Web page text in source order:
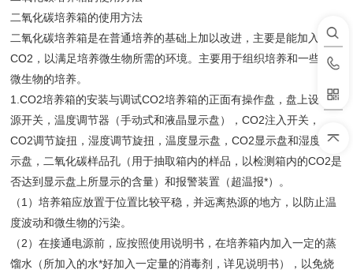
二氧化碳培养箱的使用方法
二氧化碳培养箱是在普通培养的基础上加以改进，主要是能加入
CO2，以满足培养微生物所需的环境。主要用于组织培养和一些特殊
微生物的培养。
1.CO2培养箱的安装与调试CO2培养箱的正面有操作盘，盘上设有电
源开关，温度调节器（手动式和液晶显示盘），CO2注入开关，
CO2调节旋扭，湿度调节旋扭，温度显示盘，CO2显示盘和湿度显
示盘，二氧化碳样品孔（用于抽取箱内的样品，以检测箱内的CO2是
否达到显示盘上所显示的含量）和报警装置（超温报*）。
（1）培养箱应放置于位置比较平稳，并远离热源的地方，以防止温
度波动和微生物的污染。
（2）在接通电源前，应按照使用说明书，在培养箱内加入一定的蒸
馏水（所加入的水*好加入一定量的消毒剂，详见说明书），以免烧